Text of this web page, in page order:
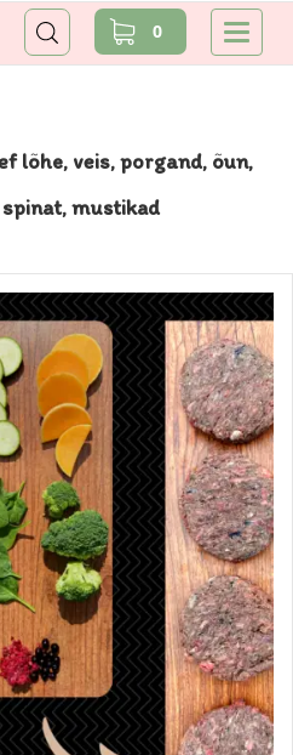
0
lõhe, veis, porgand, õun,
mustikad